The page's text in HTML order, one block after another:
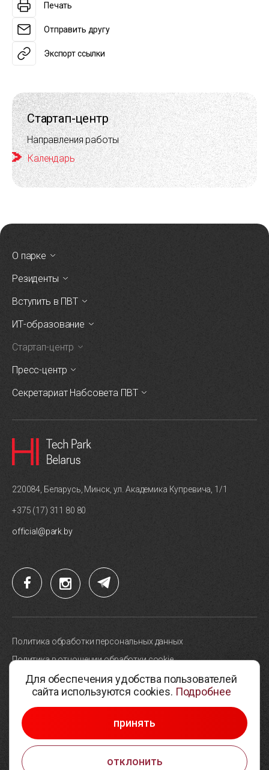
Стартап-центр
Направления работы
Календарь
Печать
Отправить другу
Экспорт ссылки
О парке
Резиденты
Вступить в ПВТ
ИТ-образование
Стартап-центр
Пресс-центр
Секретариат Набсовета ПВТ
220084, Беларусь, Минск, ул. Академика Купревича, 1/1
+375 (17) 311 80 80
official@park.by
© 2005-2026, Парк высоких технологий
Разработка сайтов —Студия Борового
Политика обработки персональных данных
Политика в отношении обработки cookie
Карта сайта
Выбор настроек cookie
Для обеспечения удобства пользователей
сайта используются cookies. Подробнее
принять
отклонить